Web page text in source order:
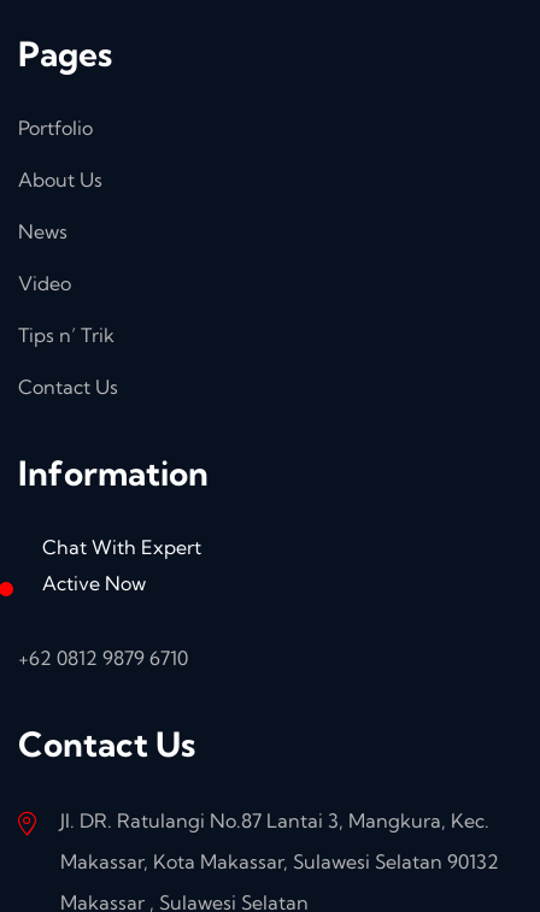
Pages
Portfolio
About Us
News
Video
Tips n’ Trik
Contact Us
Information
Chat With Expert
Active Now
+62 0812 9879 6710
Contact Us
Jl. DR. Ratulangi No.87 Lantai 3, Mangkura, Kec.
Makassar, Kota Makassar, Sulawesi Selatan 90132
Makassar , Sulawesi Selatan